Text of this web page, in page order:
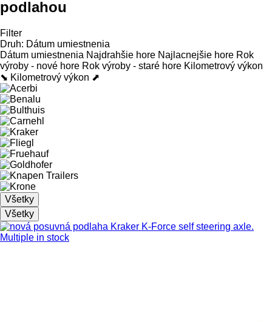
podlahou
Filter
Druh: Dátum umiestnenia
Dátum umiestnenia Najdrahšie hore Najlacnejšie hore Rok
výroby - nové hore Rok výroby - staré hore Kilometrový výkon
⬊ Kilometrový výkon ⬈
Všetky
Všetky